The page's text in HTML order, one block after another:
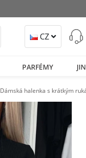
CZ
PARFÉMY
Dámská halenka s krátkým